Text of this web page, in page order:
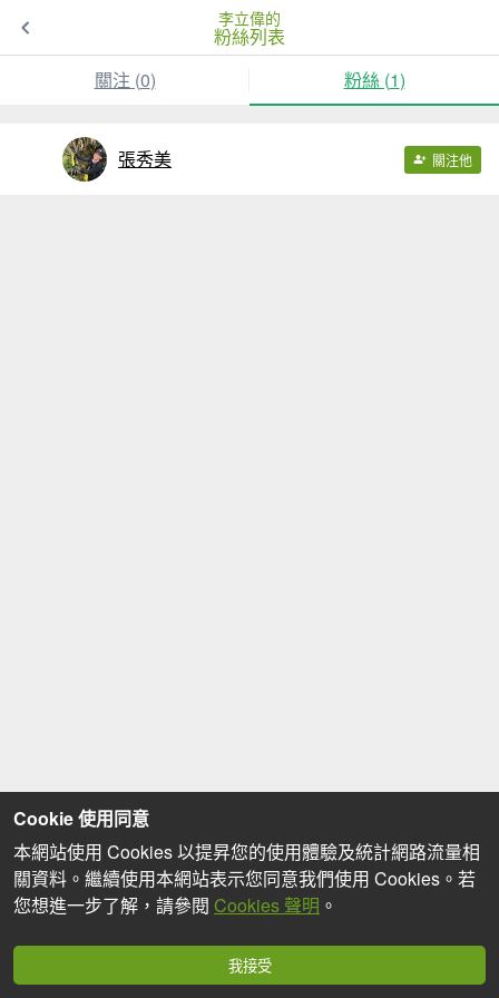
李立偉的
粉絲列表
關注 (0) 粉絲 (1)
張秀美 關注他
Cookie 使用同意
本網站使用 Cookies 以提昇您的使用體驗及統計網路流量相
關資料。繼續使用本網站表示您同意我們使用 Cookies。若
您想進一步了解，請參閱 Cookies 聲明 。
我接受